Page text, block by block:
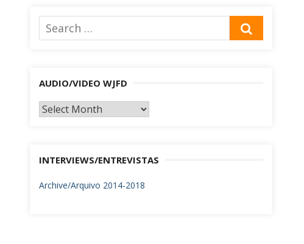
Search
for:
AUDIO/VIDEO WJFD
AUDIO/VIDEO
INTERVIEWS/ENTREVISTAS
Archive/Arquivo 2014-2018